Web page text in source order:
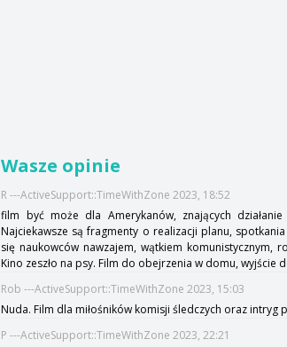
Wasze opinie
R ---ActiveSupport::TimeWithZone 2023, 18:52
film być może dla Amerykanów, znających
Najciekawsze są fragmenty o realizacji planu,
się naukowców nawzajem, wątkiem komunistycznym,
Kino zeszło na psy. Film do obejrzenia w domu, wyjście
Rob ---ActiveSupport::TimeWithZone 2023, 15:03
Nuda. Film dla miłośników komisji śledczych oraz intryg
P ---ActiveSupport::TimeWithZone 2023, 22:21